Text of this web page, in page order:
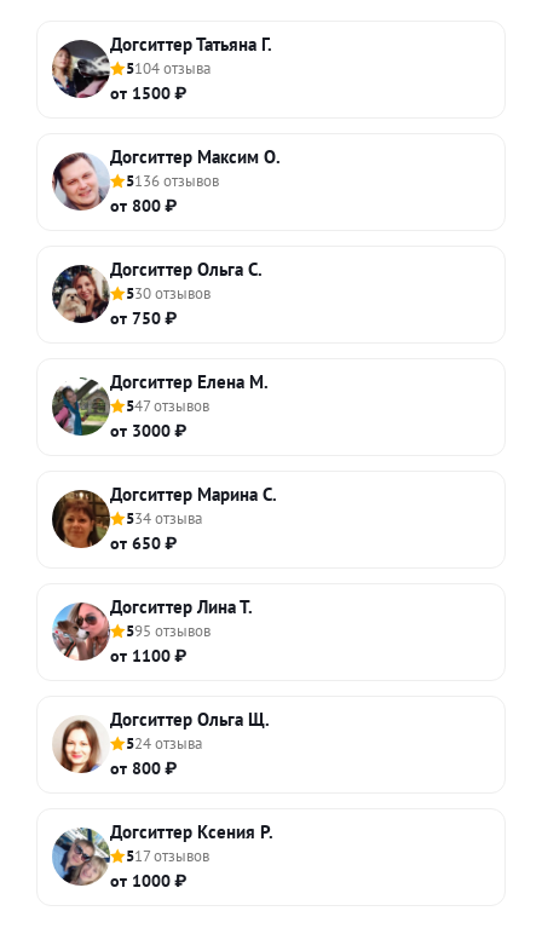
Догситтер Татьяна Г.
5104 отзыва
от 1500 ₽
Догситтер Максим О.
5136 отзывов
от 800 ₽
Догситтер Ольга С.
530 отзывов
от 750 ₽
Догситтер Елена М.
547 отзывов
от 3000 ₽
Догситтер Марина С.
534 отзыва
от 650 ₽
Догситтер Лина Т.
595 отзывов
от 1100 ₽
Догситтер Ольга Щ.
524 отзыва
от 800 ₽
Догситтер Ксения Р.
517 отзывов
от 1000 ₽